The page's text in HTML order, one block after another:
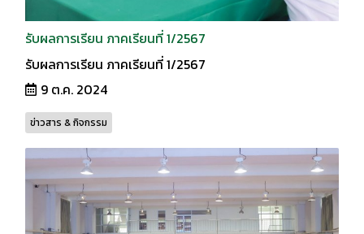
รับผลการเรียน ภาคเรียนที่ 1/2567
รับผลการเรียน ภาคเรียนที่ 1/2567
9 ต.ค. 2024
ข่าวสาร & กิจกรรม